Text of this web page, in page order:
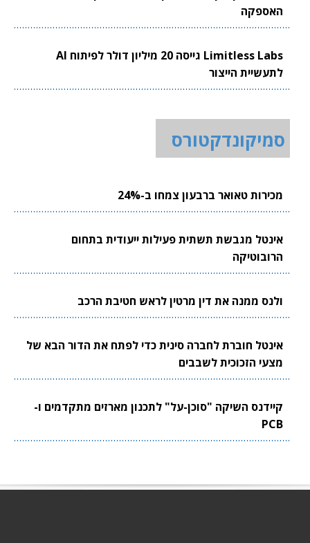
האספקה
Limitless Labs גייסה 20 מיליון דולר לפיתוח AI
לתעשיית הייצור
סמיקונדקטורס
מכירות טאואר ברבעון צמחו ב-24%
אינטל מגבשת תשתית פעילות ייעודית בתחום
הרובוטיקה
ולנס ממנה את דין מרטין לראש חטיבת הרכב
אינטל חוברת לחברה סינית כדי לפתח את הדור הבא של
מצעי הזכוכית לשבבים
קיידנס השיקה "סוכן-על" לתכנון מארזים מתקדמים ו-
PCB